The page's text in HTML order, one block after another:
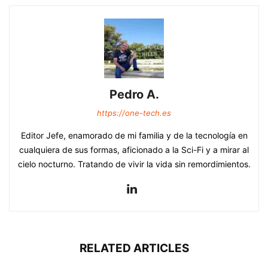
Pedro A.
https://one-tech.es
Editor Jefe, enamorado de mi familia y de la tecnología en
cualquiera de sus formas, aficionado a la Sci-Fi y a mirar al
cielo nocturno. Tratando de vivir la vida sin remordimientos.
RELATED ARTICLES